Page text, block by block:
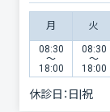
月 火
08:30
〜
18:00
08:30
〜
18:00
休診日： 日|祝